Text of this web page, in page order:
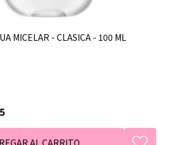
MICELAR - CLASICA - 100 ML